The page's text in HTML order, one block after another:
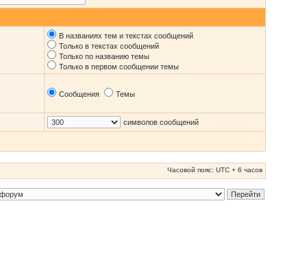
В названиях тем и текстах сообщений
Только в текстах сообщений
Только по названию темы
Только в первом сообщении темы
Сообщения Темы
символов сообщений
Часовой пояс: UTC + 6 часов